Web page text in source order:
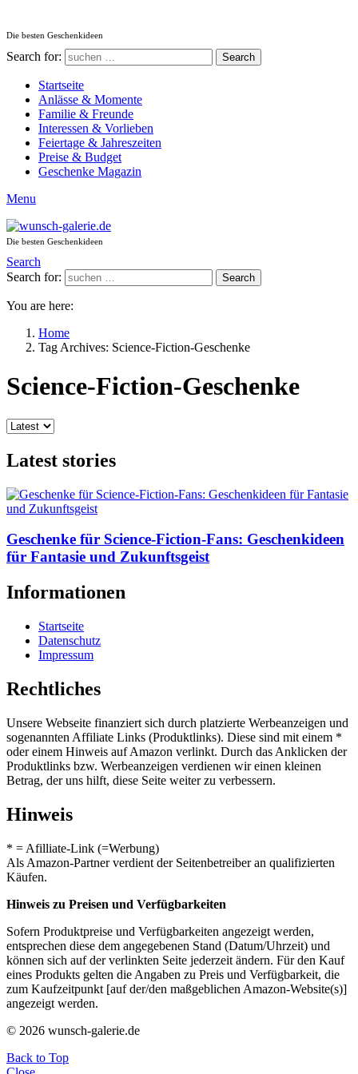
Die besten Geschenkideen
Search for: Search
Startseite
Anlässe & Momente
Familie & Freunde
Interessen & Vorlieben
Feiertage & Jahreszeiten
Preise & Budget
Geschenke Magazin
Menu
Die besten Geschenkideen
Search
Search for:
Search
You are here:
Home
Tag Archives: Science-Fiction-Geschenke
Science-Fiction-Geschenke
Latest stories
Geschenke für Science-Fiction-Fans: Geschenkideen
für Fantasie und Zukunftsgeist
Informationen
Startseite
Datenschutz
Impressum
Rechtliches
Unsere Webseite finanziert sich durch platzierte Werbeanzeigen und
sogenannten Affiliate Links (Produktlinks). Diese sind mit einem *
oder einem Hinweis auf Amazon verlinkt. Durch das Anklicken der
Produktlinks bzw. Werbeanzeigen verdienen wir einen kleinen
Betrag, der uns hilft, diese Seite weiter zu verbessern.
Hinweis
* = Afilliate-Link (=Werbung)
Als Amazon-Partner verdient der Seitenbetreiber an qualifizierten
Käufen.
Hinweis zu Preisen und Verfügbarkeiten
Sofern Produktpreise und Verfügbarkeiten angezeigt werden,
entsprechen diese dem angegebenen Stand (Datum/Uhrzeit) und
können sich auf der verlinkten Seite jederzeit ändern. Für den Kauf
eines Produkts gelten die Angaben zu Preis und Verfügbarkeit, die
zum Kaufzeitpunkt [auf der/den maßgeblichen Amazon-Website(s)]
angezeigt werden.
© 2026 wunsch-galerie.de
Back to Top